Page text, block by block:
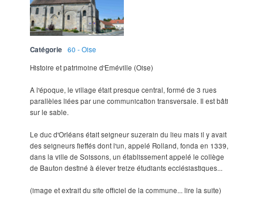
Catégorie
60 - Oise
Histoire et patrimoine d'Eméville (Oise)
A l'époque, le village était presque central, formé de 3 rues
parallèles liées par une communication transversale. Il est bâti
sur le sable.
Le duc d'Orléans était seigneur suzerain du lieu mais il y avait
des seigneurs fieffés dont l'un, appelé Rolland, fonda en 1339,
dans la ville de Soissons, un établissement appelé le collège
de Bauton destiné à élever treize étudiants ecclésiastiques...
(image et extrait du site officiel de la commune... lire la suite)